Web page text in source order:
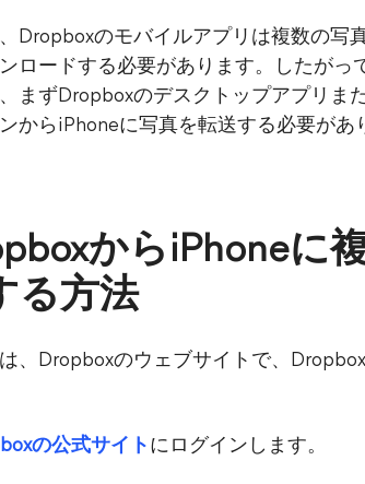
Dropboxのモバイルアプリは複数の写
ロードする必要があります。したが
まずDropboxのデスクトップアプリま
からiPhoneに写真を転送する必要があ
からiPhoneに
る方法
、Dropboxのウェブサイトで、
の公式サイト にログインします。